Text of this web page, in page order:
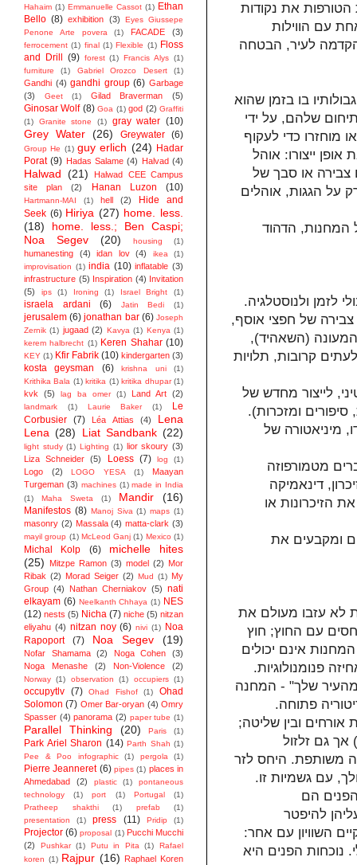
את נקודות
עם הווילות
הקדמה לעיר, הבטחה
בו בזמן שהוא
שלהם, על ידי
מוחזרו כדי לעקוף
ייצורו: אוהל
צבירה או סבך של
על הגגות, אוהלים
המחנות, הדהוד
לזמן ולנוסטלגיה.
צבירה של חפצי אוסף,
המעונה (השאהיד),
קרובות, תלויות
לייצור מחדש של
ומזכרות).
מיניאטורה של
מטמורפוזה
דינאמיקה
הזיכרונות או
ומקבעים את
לא עזבו מעולם את
עם החוץ; חוץ
אינם יכולים
פנומנולוגיות.
מהעיר שלך" - המחנה
פתוחה.
אורחים ובין שליטה;
אך גם זלזול
משותפת. היחס לזר
עם גשמיות זו.
הם
להיפטר
השוויון עם אחר:
הפנים היא
Hahaim (1) Emmanuelle Cassot (1) Ethan
Bello (8) exhibition (3)
Eyes Giussepe
Penone Arte povera
(1) FACADE (3)
ferrocement (1) final (1) Flexible (1) Floss
and Drill
(9) forest (1) Francis Alys (1)
furniture
(1) Gabriel Orozco Desert (1)
Gandhi (4) gandhi group (6) Garbage
(3)
Geet (1) Gilad Braverman (5)
Ginosar Wolf (8) Goa (1) god (2) Graffiti
(1)
Granite stone (1) gray water (10)
Grey Water (26) Greywater (6)
Group He (1) guy erlich (24) Hadar
Porat (9) Hadas Salame (4) Halvad (4)
Halwad (21)
Halwad CEE Campus
site plan
(2) Hanan Luzon (10)
Hartmann-MAI (1) hell (2)
Hide and
Seek (6) Hiriya (27) home. less.
(18)
home. less.; Ben Caspi;
Noa Segev
(20) housing (1)
humanesting (4) idan lov (4) ikea
(1)
improvisation (1) india (10) inflatable (3)
infrastructure (5) Inspiration (4) Invitation
(5)
ips (1) Ironing (1) Israel Bright (1)
israela ardani (6) Jatin Bedi (1)
jerusalem (6) jonathan bar (6) Joseph
Zernik (1) jugaad (2) Kavya (1) Kenya (1)
kerem halbrecht (1) Keren Shahar (10)
KEY (1) Kfir Fabrik (10) kindergarten (3)
kosta geysman (6) krishna uni
(1)
Krithika Bala (1) kritika (1) kritika dhupar (1)
kvk (5) lag ba omer (1) Land Art (2)
landmark (1) Laurie Baker (1)
Le
Corbusier (7) Léa Attias (4)
Lena
Lena (28) Liat Sandbank (22)
light study (1) Lighting (1) lior skoury (3)
Liza Schneider
(5) Loess (7) log (1)
Logo (2) LOGO YESA (1)
Maayan
Turgeman (3) machines (1) made in India
(1)
Maha Sweta (1) Mandir (16)
Manifestos (8) Manoj Siva (1) maps (1)
masonry (2) Massala (4) matta-clark (3)
mayil group (1) McLeod Ganj (1) Mexico (1)
Michal Kolp (6)
michelle hites
(25)
Mitzpe Ramon (3) model (2) Mor
Ribak (2) Morad Seiger (2) Mud (1) My
Group (4) Nathan Cherniakov (5) nati
elkayam (6) Neelkanth Chhaya (1) NES
(12) nests (5) Nicha (7) niche (5) nitzan
eliyahu (4) nitzan noy (6) nivi (1)
Noa
Rapoport
(7) Noa Segev (19)
Nofar Shamama (2) Noga Cohen
(3)
Noga Menashe
(2) Non-Violence (2)
Norway (1) observation (1) occupiers (1)
occupytlv (7) Ohad Fishof (1)
Ohad
Solomon (7) Omer Bar-oryan (4) Omry
Spasser (4) panorama (2) paper tube (1)
Parallel Thinking (20) Paris (1)
Park Ariel Sharon (14) Parth Shah (1)
Pee & Poo infographic
(1) pergola (1)
Pierre Jeanneret (6) pipes (1) places in
Ahmedabad
(2) plastic (1)
pontaneous
technology
(1) port (1) Portugal
(1)
Pratheep shakthi
(1) prefab
(1)
presentation
(1) press (11) Pridip (1)
Projector (6) proposal (1) Pucchi Mucchi
(2)
Pushkar (1) Putu in Pita (1)
Rafael
koren (1) Rajpur (16) Raphael Koren